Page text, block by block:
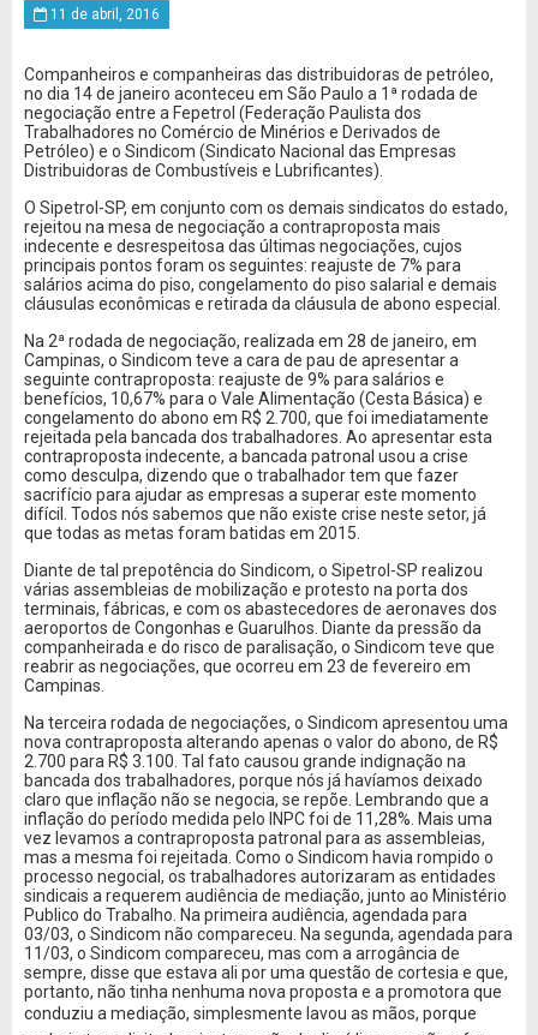
11 de abril, 2016
Companheiros e companheiras das distribuidoras de petróleo,
no dia 14 de janeiro aconteceu em São Paulo a 1ª rodada de
negociação entre a Fepetrol (Federação Paulista dos
Trabalhadores no Comércio de Minérios e Derivados de
Petróleo) e o Sindicom (Sindicato Nacional das Empresas
Distribuidoras de Combustíveis e Lubrificantes).
O Sipetrol-SP, em conjunto com os demais sindicatos do estado,
rejeitou na mesa de negociação a contraproposta mais
indecente e desrespeitosa das últimas negociações, cujos
principais pontos foram os seguintes: reajuste de 7% para
salários acima do piso, congelamento do piso salarial e demais
cláusulas econômicas e retirada da cláusula de abono especial.
Na 2ª rodada de negociação, realizada em 28 de janeiro, em
Campinas, o Sindicom teve a cara de pau de apresentar a
seguinte contraproposta: reajuste de 9% para salários e
benefícios, 10,67% para o Vale Alimentação (Cesta Básica) e
congelamento do abono em R$ 2.700, que foi imediatamente
rejeitada pela bancada dos trabalhadores. Ao apresentar esta
contraproposta indecente, a bancada patronal usou a crise
como desculpa, dizendo que o trabalhador tem que fazer
sacrifício para ajudar as empresas a superar este momento
difícil. Todos nós sabemos que não existe crise neste setor, já
que todas as metas foram batidas em 2015.
Diante de tal prepotência do Sindicom, o Sipetrol-SP realizou
várias assembleias de mobilização e protesto na porta dos
terminais, fábricas, e com os abastecedores de aeronaves dos
aeroportos de Congonhas e Guarulhos. Diante da pressão da
companheirada e do risco de paralisação, o Sindicom teve que
reabrir as negociações, que ocorreu em 23 de fevereiro em
Campinas.
Na terceira rodada de negociações, o Sindicom apresentou uma
nova contraproposta alterando apenas o valor do abono, de R$
2.700 para R$ 3.100. Tal fato causou grande indignação na
bancada dos trabalhadores, porque nós já havíamos deixado
claro que inflação não se negocia, se repõe. Lembrando que a
inflação do período medida pelo INPC foi de 11,28%. Mais uma
vez levamos a contraproposta patronal para as assembleias,
mas a mesma foi rejeitada. Como o Sindicom havia rompido o
processo negocial, os trabalhadores autorizaram as entidades
sindicais a requerem audiência de mediação, junto ao Ministério
Publico do Trabalho. Na primeira audiência, agendada para
03/03, o Sindicom não compareceu. Na segunda, agendada para
11/03, o Sindicom compareceu, mas com a arrogância de
sempre, disse que estava ali por uma questão de cortesia e que,
portanto, não tinha nenhuma nova proposta e a promotora que
conduziu a mediação, simplesmente lavou as mãos, porque